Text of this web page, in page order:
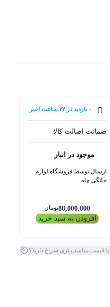
۰ بازدید در ۲۴ ساعت اخیر
۰ خریدار در ۱ ماه اخیر
ضمانت اصالت کالا
موجود در انبار
ارسال توسط فروشگاه لوازم
خانگی چله
افزودن به سبد خرید
88,000,000تومان
آیا قیمت مناسب تری سراغ دارید؟